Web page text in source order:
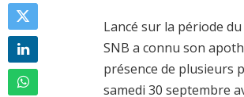
Lancé sur la période
SNB a connu son
présence de plusieurs
samedi 30 septembre